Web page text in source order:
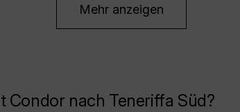
Mehr anzeigen
nach Teneriffa Süd?